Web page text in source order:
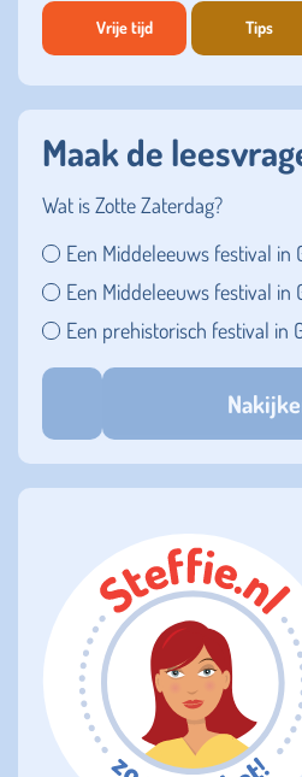
Vrije tijd Tips
Maak de
Wat is Zotte Zaterdag?
Een Middeleeuws festival in
Een Middeleeuws festival in
Een prehistorisch festival in